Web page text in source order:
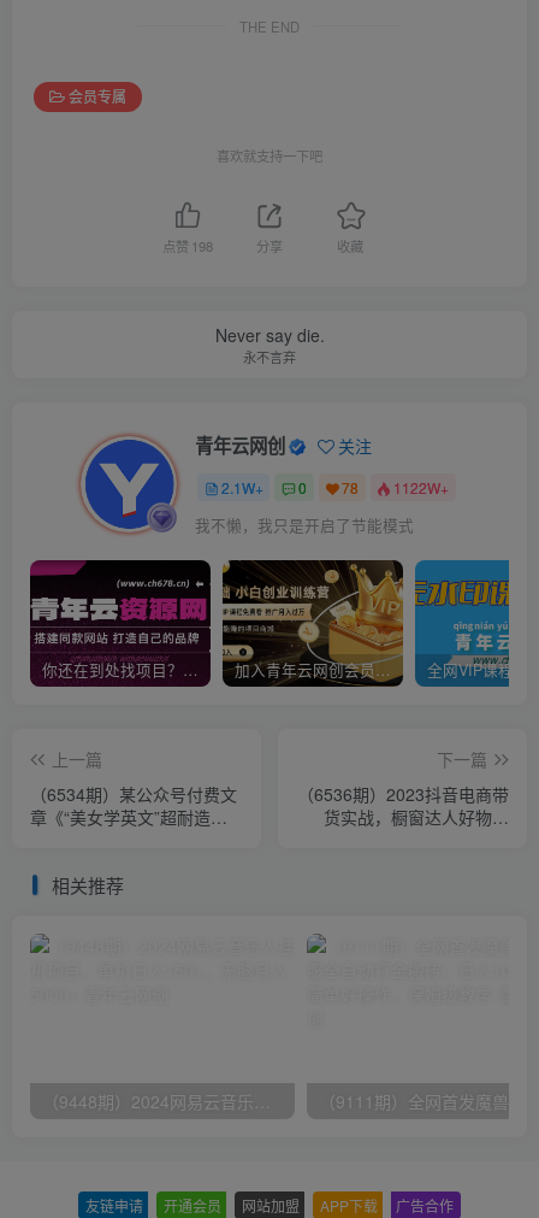
THE END
会员专属
喜欢就支持一下吧
点赞 198 分享 收藏
Never say die.
永不言弃
青年云网创 关注
2.1W+ 0 78 1122W+
我不懒，我只是开启了节能模式
你还在到处找项目？还在当韭菜？我靠卖项目一个月收入5万+，曾经我也是个失败者。 加入青年云网创会员，全站资源免费学习。加入高级合伙人，推广日入1000+
上一篇
（6534期）某公众号付费文
章《“美女学英文”超耐造起
下一篇
（6536期）2023抖音电商带
货实战，橱窗达人好物推
相关推荐
友链申请 开通会员 网站加盟 APP下载 广告合作